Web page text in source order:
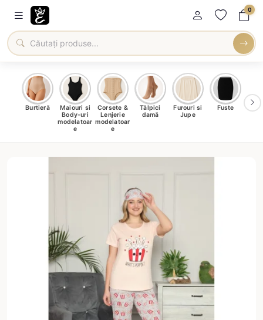
0
Burtieră
Maiouri si
Body-uri
modelatoar
e
Corsete &
Lenjerie
modelatoar
e
Tălpici
damă
Furouri si
Jupe
Fuste